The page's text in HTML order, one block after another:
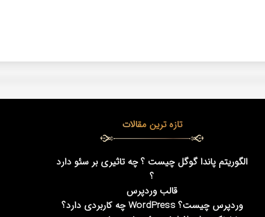
تازه ترین مقالات
الگوریتم پاندا گوگل چیست ؟ چه تاثیری بر سئو دارد
؟
قالب وردپرس
وردپرس چیست؟ WordPress چه کاربردی دارد؟